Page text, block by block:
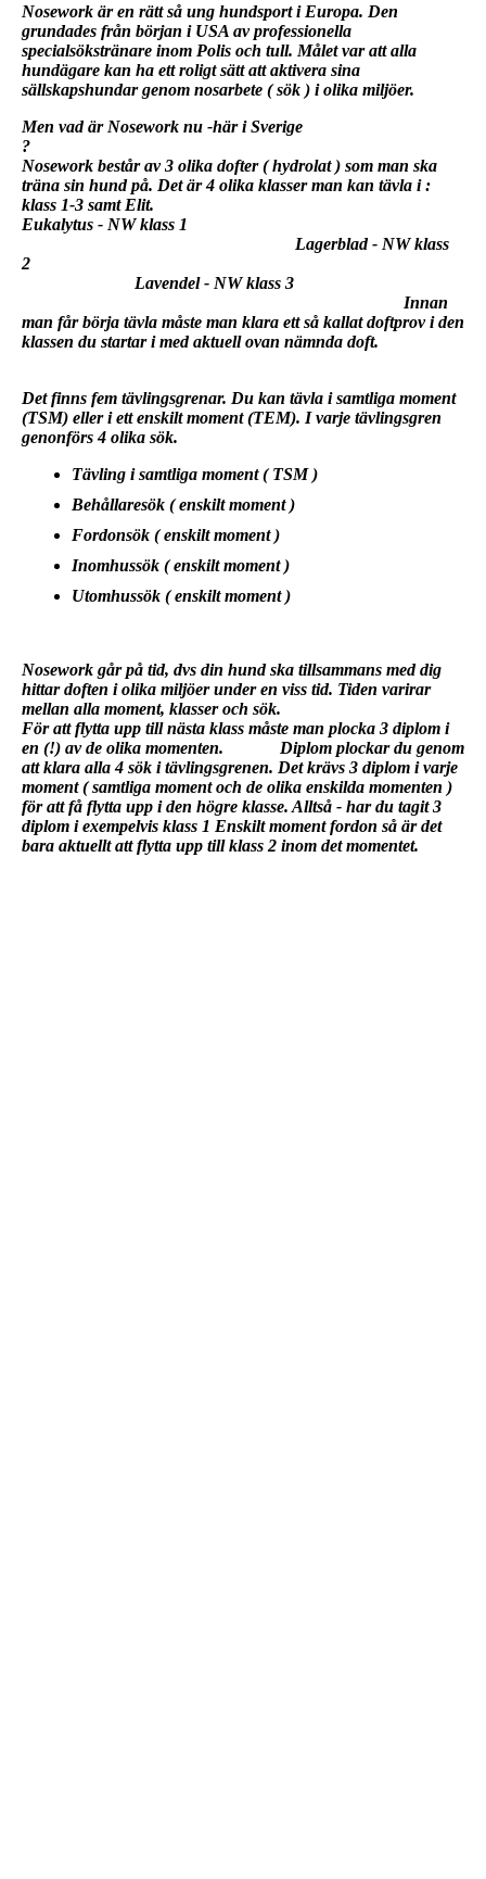
Nosework är en rätt så ung hundsport i Europa. Den
grundades från början i USA av professionella
specialsökstränare inom Polis och tull. Målet var att alla
hundägare kan ha ett roligt sätt att aktivera sina
sällskapshundar genom nosarbete ( sök ) i olika miljöer.
Men vad är Nosework nu -här i Sverige
?
Nosework består av 3 olika dofter ( hydrolat ) som man ska
träna sin hund på. Det är 4 olika klasser man kan tävla i :
klass 1-3 samt Elit.
Eukalytus - NW klass 1
Lagerblad - NW klass
2
Lavendel - NW klass 3
Innan
man får börja tävla måste man klara ett så kallat doftprov i den
klassen du startar i med aktuell ovan nämnda doft.
Det finns fem tävlingsgrenar. Du kan tävla i samtliga moment
(TSM) eller i ett enskilt moment (TEM). I varje tävlingsgren
genonförs 4 olika sök.
Tävling i samtliga moment ( TSM )
Behållaresök ( enskilt moment )
Fordonsök ( enskilt moment )
Inomhussök ( enskilt moment )
Utomhussök ( enskilt moment )
Nosework går på tid, dvs din hund ska tillsammans med dig
hittar doften i olika miljöer under en viss tid. Tiden varirar
mellan alla moment, klasser och sök.
För att flytta upp till nästa klass måste man plocka 3 diplom i
en (!) av de olika momenten. Diplom plockar du genom
att klara alla 4 sök i tävlingsgrenen. Det krävs 3 diplom i varje
moment ( samtliga moment och de olika enskilda momenten )
för att få flytta upp i den högre klasse. Alltså - har du tagit 3
diplom i exempelvis klass 1 Enskilt moment fordon så är det
bara aktuellt att flytta upp till klass 2 inom det momentet.